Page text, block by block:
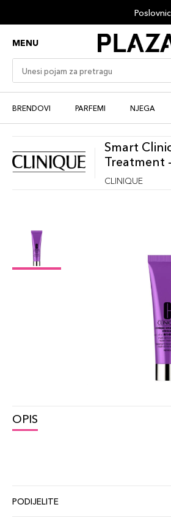
MENU
BRENDOVI PARFEMI NJEGA
Smart
Treatment
CLINIQUE
OPIS
PODIJELITE